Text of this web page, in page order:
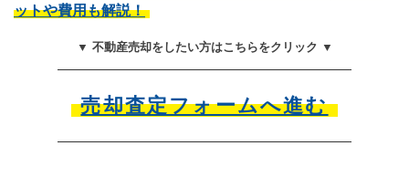
ットや費用も解説！
▼ 不動産売却をしたい方はこちらをクリック ▼
売却査定フォームへ進む